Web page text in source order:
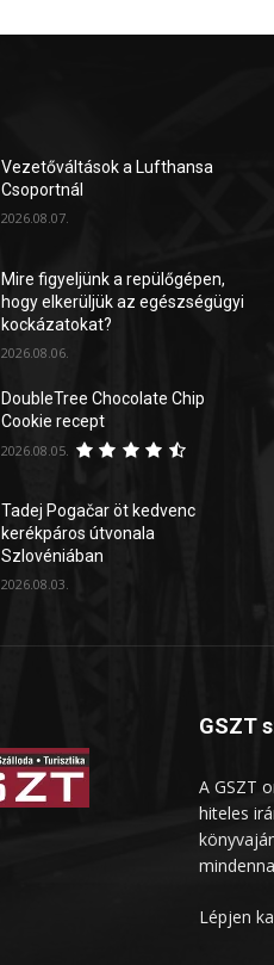
Vezetőváltások a Lufthansa
Csoportnál
2026.08.07.
Mire figyeljünk a repülőgépen,
hogy elkerüljük az egészségügyi
kockázatokat?
2026.08.06.
DoubleTree Chocolate Chip
Cookie recept
2026.08.05.
Tadej Pogačar öt kedvenc
kerékpáros útvonala
Szlovéniában
2026.08.03.
GSZT
A GSZT
hiteles
Lépjen